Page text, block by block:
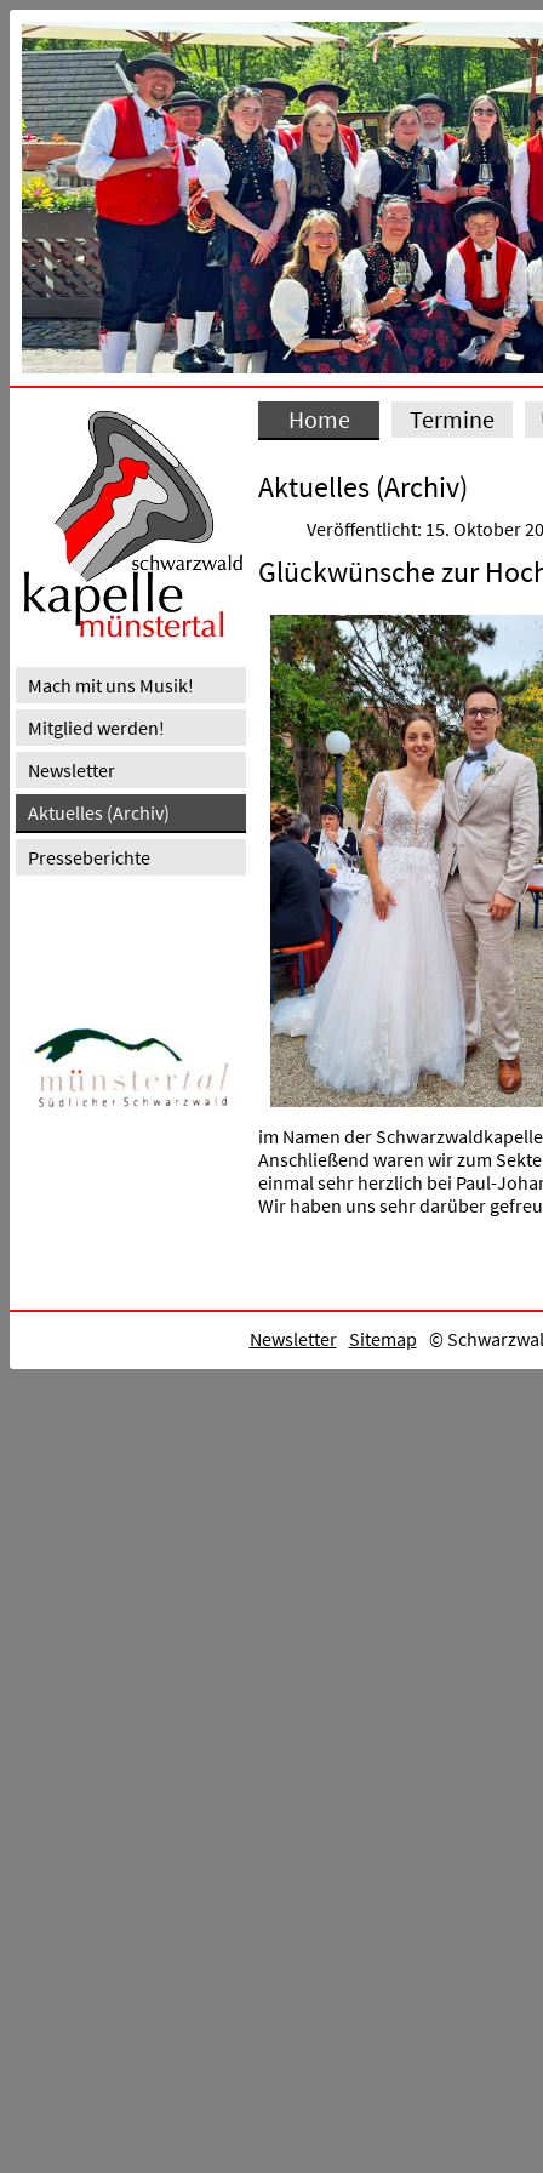
Mach mit uns Musik!
Mitglied werden!
Newsletter
Aktuelles (Archiv)
Presseberichte
Home Termine
Aktuelles (Archiv)
Veröffentlicht: 15. Oktober
Glückwünsche zur
im Namen der
Anschließend waren wir zum
einmal sehr herzlich bei Paul-
Wir haben uns sehr darüber
Newsletter Sitemap ©